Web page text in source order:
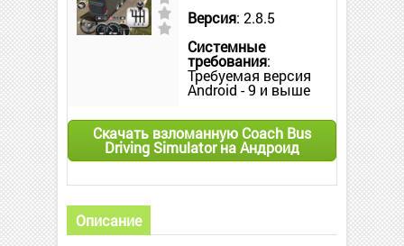
Версия: 2.8.5
Системные
требования:
Требуемая версия
Android - 9 и выше
Скачать взломанную Coach Bus
Driving Simulator на Андроид
Описание